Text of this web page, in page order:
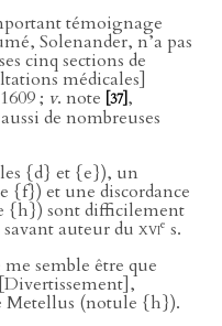
témoignage
Solenander, n’a pas
cinq sections de
médicales]
; v. note [37] ,
de nombreuses
{d} et {e}), un
{f}) et une discordance
{h}) sont difficilement
auteur du xvie s.
semble être que
Metellus (notule {h}).